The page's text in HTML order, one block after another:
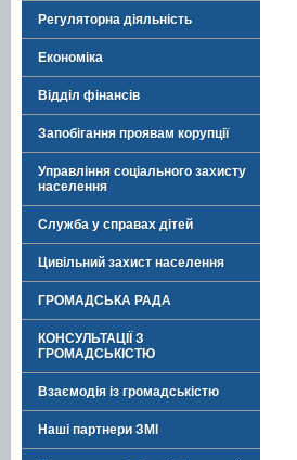
Регуляторна діяльність
Економіка
Відділ фінансів
Запобігання проявам корупції
Управління соціального захисту
населення
Служба у справах дітей
Цивільний захист населення
ГРОМАДСЬКА РАДА
КОНСУЛЬТАЦІЇ З
ГРОМАДСЬКІСТЮ
Взаємодія із громадськістю
Наші партнери ЗМІ